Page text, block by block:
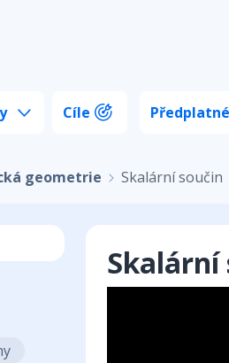
Cíle Předplatné
geometrie Skalární součin
Skalární